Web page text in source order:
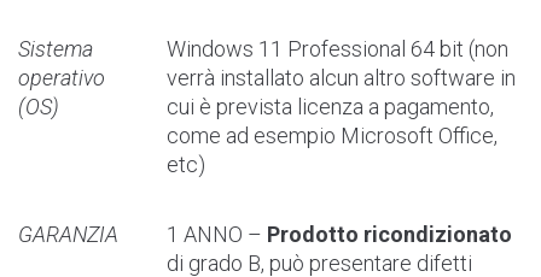
Sistema
operativo
(OS)
Windows 11 Professional 64 bit (non
verrà installato alcun altro software in
cui è prevista licenza a pagamento,
come ad esempio Microsoft Office,
etc)
GARANZIA 1 ANNO – Prodotto ricondizionato
di grado B, può presentare difetti